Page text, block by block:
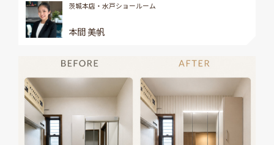
茨城本店・水戸ショールーム
本間 美帆